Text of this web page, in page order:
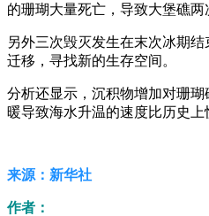
的珊瑚大量死亡，导致大堡礁
另外三次毁灭发生在末次冰期
迁移，寻找新的生存空间。
分析还显示，沉积物增加对珊
暖导致海水升温的速度比历史上
来源：新华社
作者：